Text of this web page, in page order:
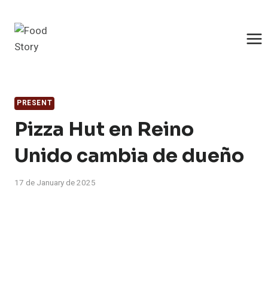
content
PRESENT
Pizza Hut en Reino
Unido cambia de dueño
17 de January de 2025